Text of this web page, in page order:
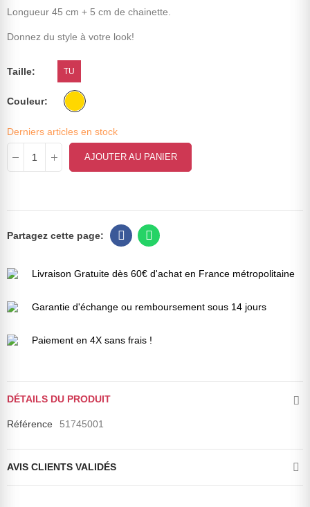
Longueur 45 cm + 5 cm de chainette.
Donnez du style à votre look!
Taille TU
Couleur
Derniers articles en stock
AJOUTER AU PANIER
Livraison Gratuite dès 60€ d'achat en France métropolitaine
Garantie d'échange ou remboursement sous 14 jours
Paiement en 4X sans frais !
DÉTAILS DU PRODUIT
Référence 51745001
AVIS CLIENTS VALIDÉS